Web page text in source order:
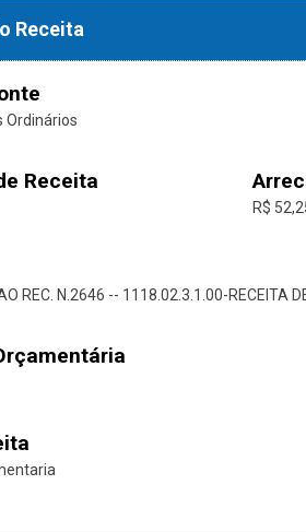
Receita
Ordinários
Receita
R$
REC. N.2646 -- 1118.02.3.1.00-RECEITA